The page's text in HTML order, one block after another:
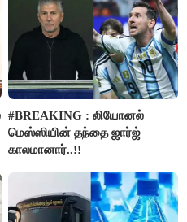
#BREAKING : லியோனல்
மெஸ்ஸியின் தந்தை ஜார்ஜ்
காலமானார்..!!